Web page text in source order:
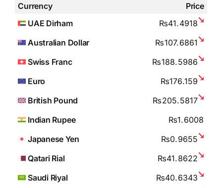
Currency
Price
UAE Dirham
₨41.4918
Australian Dollar
₨107.6861
Swiss Franc
₨188.5986
Euro
₨176.159
British Pound
₨205.5817
Indian Rupee
₨1.6008
Japanese Yen
₨0.9655
Qatari Rial
₨41.8622
Saudi Riyal
₨40.6343